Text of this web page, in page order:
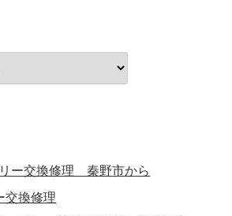
ー交換修理 秦野市から
交換修理